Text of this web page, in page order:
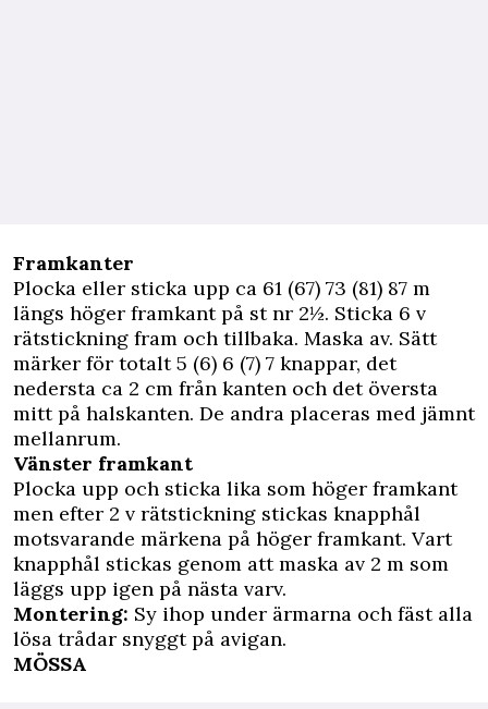
Framkanter
Plocka eller sticka upp ca 61 (67) 73 (81) 87 m
längs höger framkant på st nr 2½. Sticka 6 v
rätstickning fram och tillbaka. Maska av. Sätt
märker för totalt 5 (6) 6 (7) 7 knappar, det
nedersta ca 2 cm från kanten och det översta
mitt på halskanten. De andra placeras med jämnt
mellanrum.
Vänster framkant
Plocka upp och sticka lika som höger framkant
men efter 2 v rätstickning stickas knapphål
motsvarande märkena på höger framkant. Vart
knapphål stickas genom att maska av 2 m som
läggs upp igen på nästa varv.
Montering: Sy ihop under ärmarna och fäst alla
lösa trådar snyggt på avigan.
MÖSSA